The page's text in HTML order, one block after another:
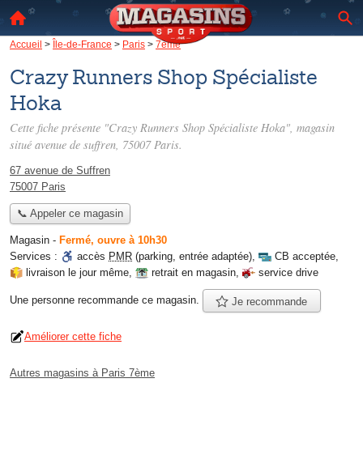
Accueil > Île-de-France > Paris > 7ème
Crazy Runners Shop Spécialiste
Hoka
Cette fiche présente "Crazy Runners Shop Spécialiste Hoka", magasin
situé avenue de suffren, 75007 Paris.
67 avenue de Suffren
75007 Paris
📞 Appeler ce magasin
Magasin - Fermé, ouvre à 10h30
Services :
accès PMR (parking, entrée adaptée), CB acceptée,
livraison le jour même, retrait en magasin, service drive
Une personne recommande ce magasin. Je recommande
Améliorer cette fiche
Autres magasins à Paris 7ème